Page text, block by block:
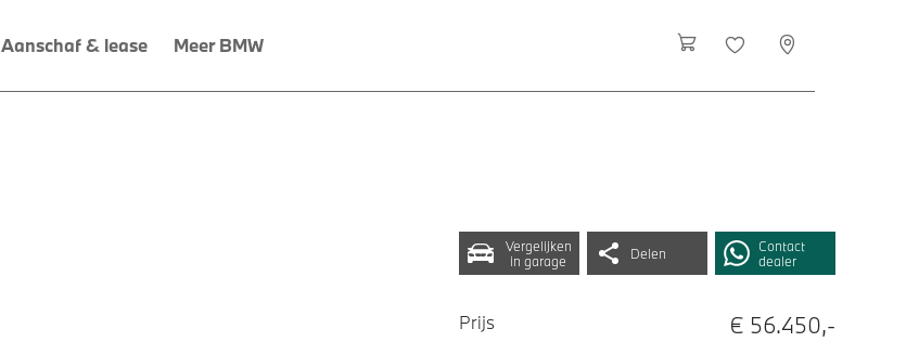
Aanschaf & lease Meer BMW
Vergelijken
in garage
Delen
Contact
dealer
Prijs € 56.450,-